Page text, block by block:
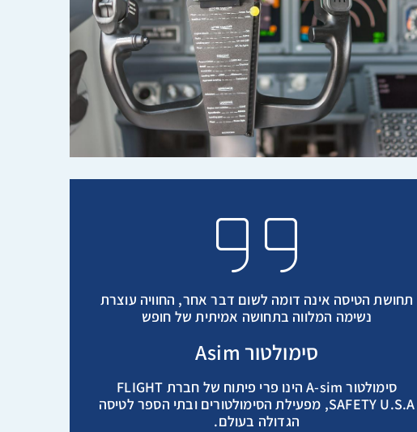
תחושת הטיסה אינה דומה לשום דבר אחר, החוויה עוצרת
נשימה המלווה בתחושה אמיתית של חופש
סימולטור Asim
סימולטור A-sim הינו פרי פיתוח של חברת FLIGHT
SAFETY U.S.A, מפעילת הסימולטורים ובתי הספר לטיסה
הגדולה בעולם.